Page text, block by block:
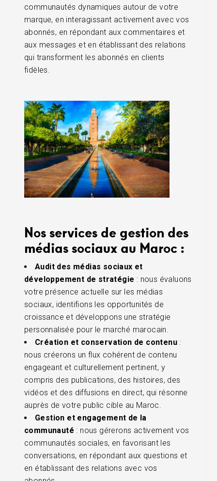
communautés dynamiques autour de votre
marque, en interagissant activement avec vos
abonnés, en répondant aux commentaires et
aux messages et en établissant des relations
qui transforment les abonnés en clients
fidèles.
Nos services de gestion des
médias sociaux au Maroc :
Audit des médias sociaux et
développement de stratégie : nous évaluons
votre présence actuelle sur les médias
sociaux, identifions les opportunités de
croissance et développons une stratégie
personnalisée pour le marché marocain.
Création et conservation de contenu :
nous créerons un flux cohérent de contenu
engageant et culturellement pertinent, y
compris des publications, des histoires, des
vidéos et des diffusions en direct, qui résonne
auprès de votre public cible au Maroc.
Gestion et engagement de la
communauté : nous gérerons activement vos
communautés sociales, en favorisant les
conversations, en répondant aux questions et
en établissant des relations avec vos